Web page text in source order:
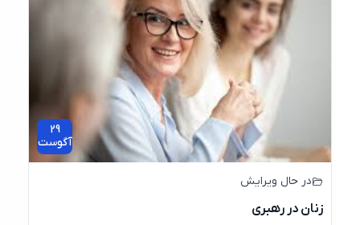
آگوست
در حال ویرایش
زنان در رهبری